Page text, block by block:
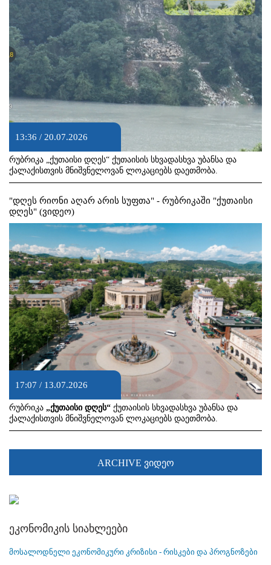
13:36 / 20.07.2026
რუბრიკა „ქუთაისი დღეს“ ქუთაისის სხვადასხვა უბანსა და
ქალაქისთვის მნიშვნელოვან ლოკაციებს დაეთმობა.
"დღეს რიონი აღარ არის სუფთა" - რუბრიკაში "ქუთაისი
დღეს" (ვიდეო)
17:07 / 13.07.2026
რუბრიკა „ქუთაისი დღეს“ ქუთაისის სხვადასხვა უბანსა და
ქალაქისთვის მნიშვნელოვან ლოკაციებს დაეთმობა.
ARCHIVE ვიდეო
ეკონომიკის სიახლეები
მოსალოდნელი ეკონომიკური კრიზისი - რისკები და პროგნოზები